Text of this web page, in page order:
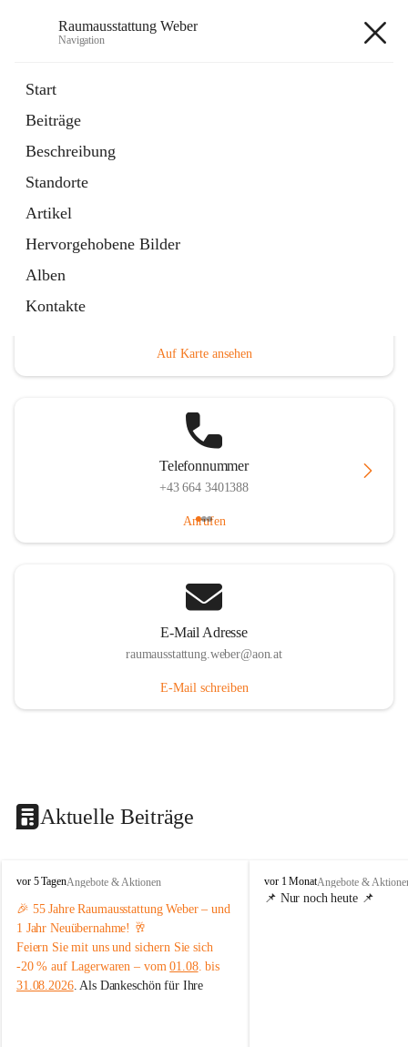
Raumausstattung Weber
Navigation
Start
Beiträge
Beschreibung
Standorte
Artikel
Hervorgehobene Bilder
Alben
Kontakte
Externe Webseite
in
Tab
Auf Karte ansehen
Telefonnummer
+43 664 3401388
Anrufen
E-Mail Adresse
raumausstattung.weber@aon.at
E-Mail schreiben
Aktuelle Beiträge
R
a
u
m
a
u
s
s
vor 5 TagenAngebote & Aktionen
🎉 55 Jahre Raumausstattung Weber – und
1 Jahr Neuübernahme! 🥂
Feiern Sie mit uns und sichern Sie sich
-20 % auf Lagerwaren – vom 01.08. bis
31.08.2026. Als Dankeschön für Ihre
R
a
vor 1 MonatAngebote &
📌 Nur noch heute 📌